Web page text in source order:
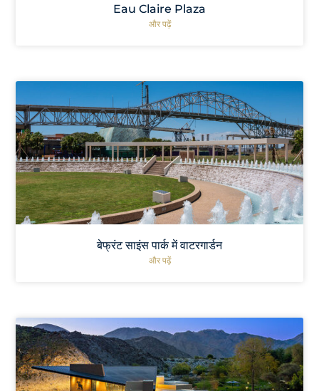
Eau Claire Plaza
और पढ़ें
बेफ्रंट साइंस पार्क में वाटरगार्डन
और पढ़ें